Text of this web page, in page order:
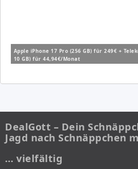
Apple iPhone 17 Pro (256 GB) für 249€ +
10 GB) für 44,94€/Monat
DealGott – Dein
Jagd nach Schnäppchen
… vielfältig